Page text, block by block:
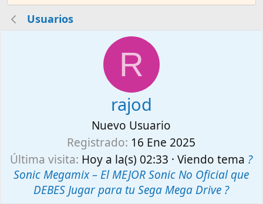
Usuarios
R
rajod
Nuevo Usuario
Registrado 16 Ene 2025
Última visita Hoy a la(s) 02:33 · Viendo tema ?
Sonic Megamix – El MEJOR Sonic No Oficial que
DEBES Jugar para tu Sega Mega Drive ?